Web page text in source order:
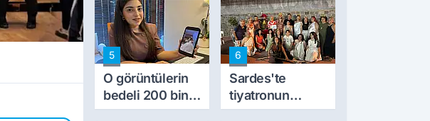
5
O görüntülerin
bedeli 200 bin
TL
6
Sardes'te
tiyatronun
imece ruhu